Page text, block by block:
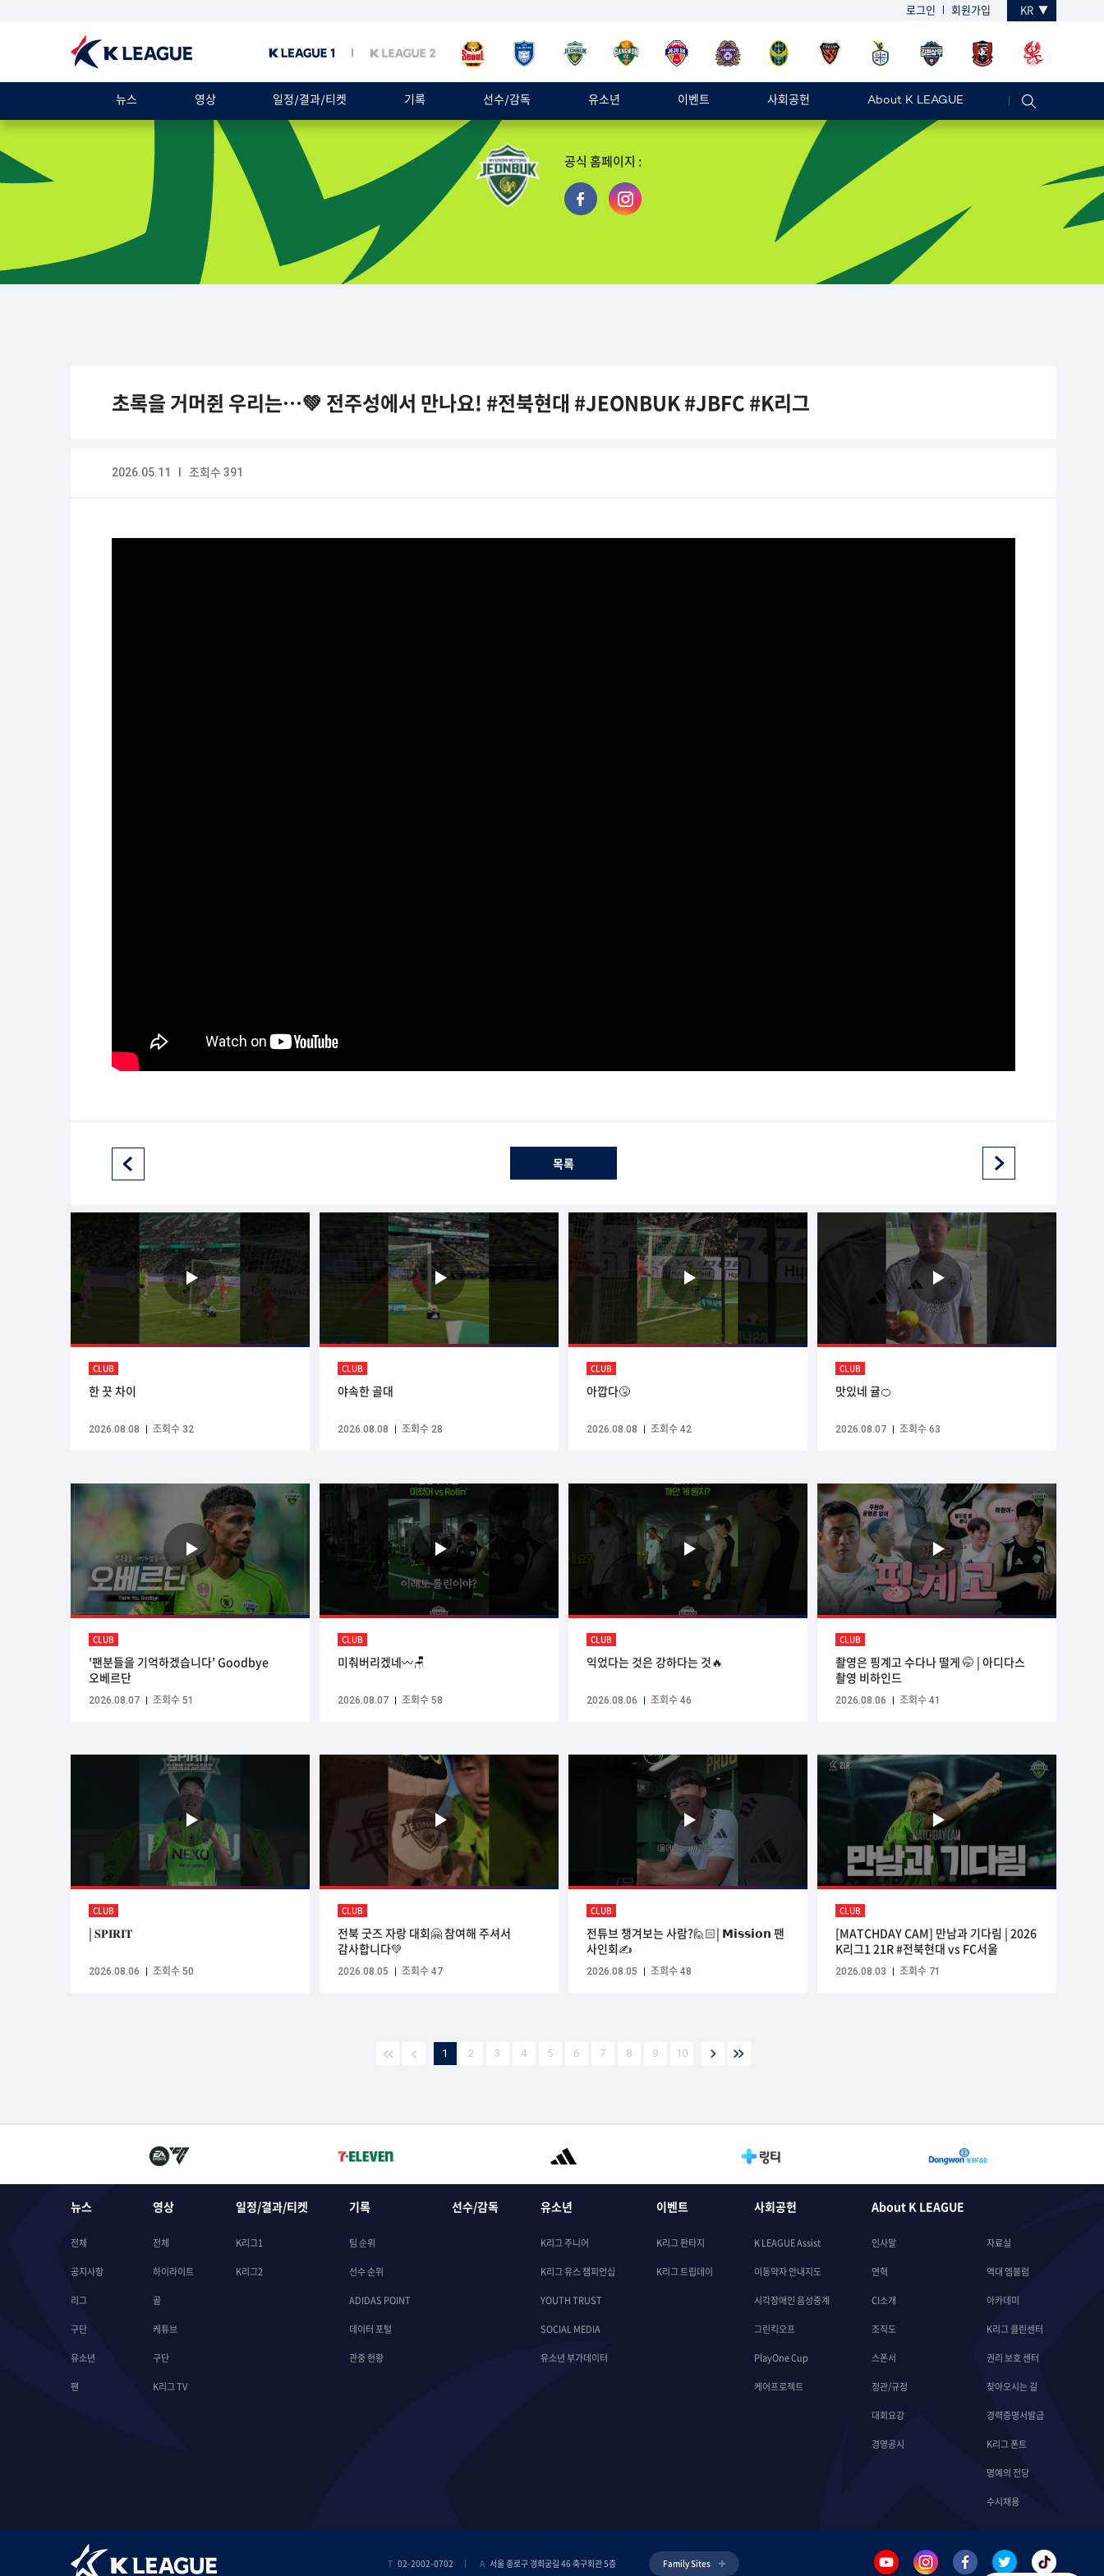
로그인 회원가입 KR
뉴스 영상 일정/결과/티켓 기록 선수/감독 유소년 이벤트 사회공헌 About K LEAGUE
공식 홈페이지 :
초록을 거머쥔 우리는…💚 전주성에서 만나요! #전북현대 #JEONBUK #JBFC #K리그
2026.05.11 I 조회수 391
목록
CLUB
한 끗 차이
2026.08.08 조회수 32
CLUB
야속한 골대
2026.08.08 조회수 28
CLUB
아깝다🤧
2026.08.08 조회수 42
CLUB
맛있네 귤🍊
2026.08.07 조회수 63
CLUB
'팬분들을 기억하겠습니다' Goodbye
오베르단
2026.08.07 조회수 51
CLUB
미춰버리겠네〰️🪑
2026.08.07 조회수 58
CLUB
익었다는 것은 강하다는 것🔥
2026.08.06 조회수 46
CLUB
촬영은 핑계고 수다나 떨게 🤭 | 아디다스
촬영 비하인드
2026.08.06 조회수 41
CLUB
| 𝐒𝐏𝐈𝐑𝐈𝐓
2026.08.06 조회수 50
CLUB
전북 굿즈 자랑 대회🤗 참여해 주셔서
감사합니다💚
2026.08.05 조회수 47
CLUB
전튜브 챙겨보는 사람?🙋🏻| 𝗠𝗶𝘀𝘀𝗶𝗼𝗻 팬
사인회✍️
2026.08.05 조회수 48
CLUB
[MATCHDAY CAM] 만남과 기다림 | 2026
K리그1 21R #전북현대 vs FC서울
2026.08.03 조회수 71
1 2 3 4 5 6 7 8 9 10
뉴스
전체
공지사항
리그
구단
유소년
팬
영상
전체
하이라이트
골
케튜브
구단
K리그 TV
일정/결과/티켓
K리그1
K리그2
기록
팀 순위
선수 순위
ADIDAS POINT
데이터 포털
관중 현황
선수/감독 유소년
K리그 주니어
K리그 유스 챔피언십
YOUTH TRUST
SOCIAL MEDIA
유소년 부가데이터
이벤트
K리그 판타지
K리그 트립데이
사회공헌
K LEAGUE Assist
이동약자 안내지도
시각장애인 음성중계
그린킥오프
PlayOne Cup
케어프로젝트
About K LEAGUE
인사말
연혁
CI소개
조직도
스폰서
정관/규정
대회요강
경영공시
자료실
역대 엠블럼
아카데미
K리그 클린센터
권리 보호 센터
찾아오시는 길
경력증명서발급
K리그 폰트
명예의 전당
수시채용
T 02-2002-0702 A 서울 종로구 경희궁길 46 축구회관 5층 Family Sites